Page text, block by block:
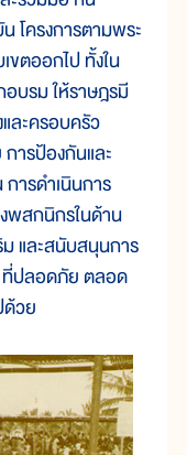
โครงการตามพระ
ขตออกไป ทั้งใน
บรม ให้ราษฎรมี
ละครอบครัว
ารป้องกันและ
ารดำเนินการ
พสกนิกรในด้าน
ม และสนับสนุนการ
ที่ปลอดภัย ตลอด
วย